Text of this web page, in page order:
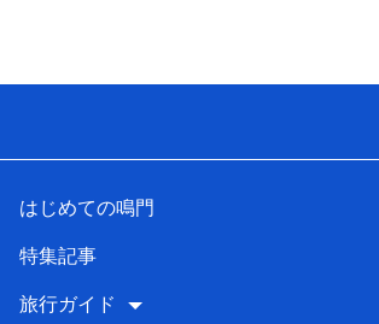
はじめての鳴門
特集記事
旅行ガイド